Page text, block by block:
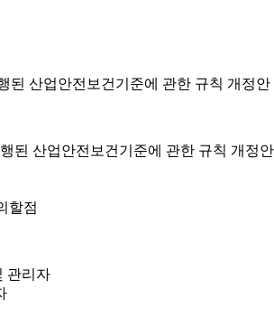
된 산업안전보건기준에 관한 규칙 개정
된 산업안전보건기준에 관한 규칙 개정
할점
관리자